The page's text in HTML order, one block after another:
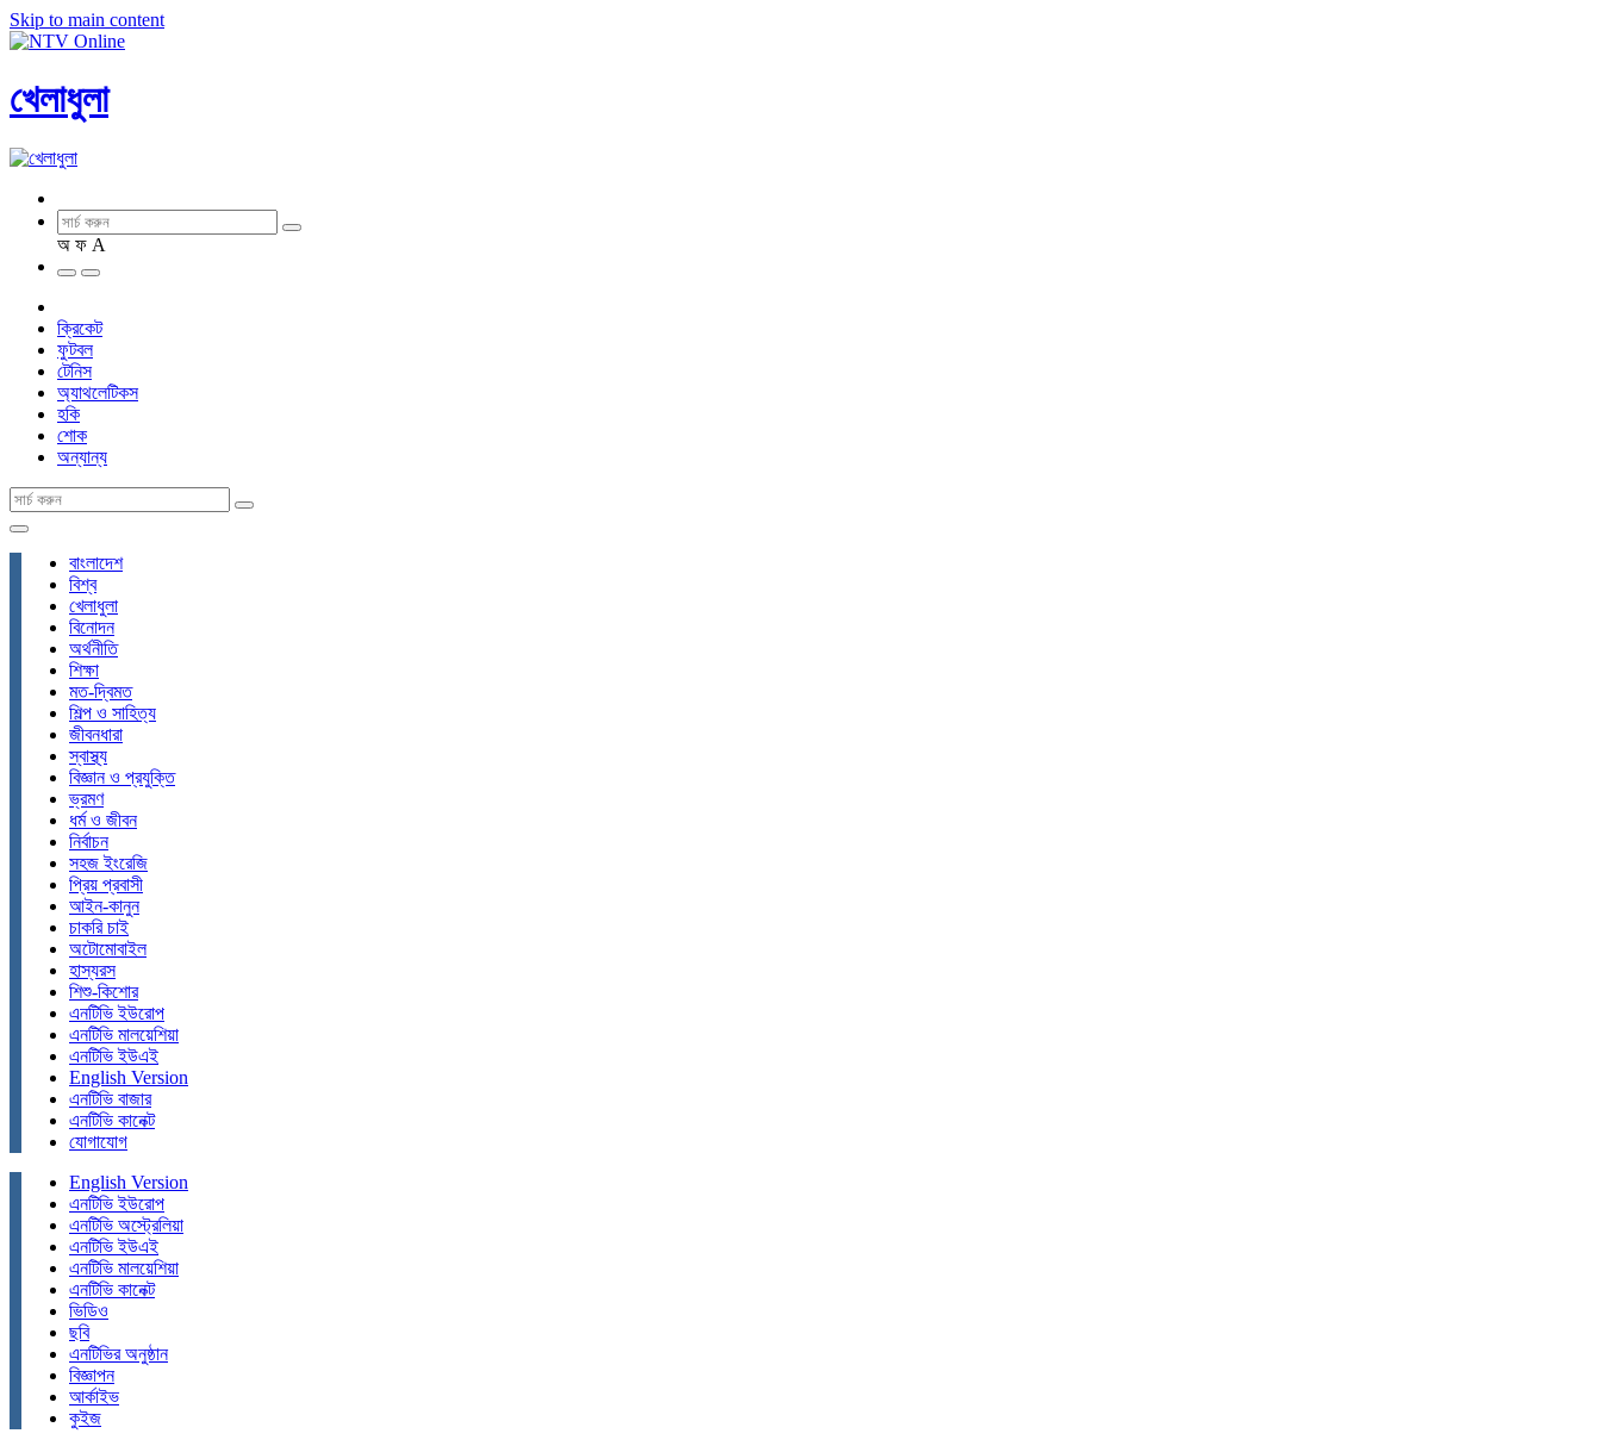
Skip to main content
খেলাধুলা
অ ফ A
ক্রিকেট
ফুটবল
টেনিস
অ্যাথলেটিকস
হকি
শোক
অন্যান্য
বাংলাদেশ
বিশ্ব
খেলাধুলা
বিনোদন
অর্থনীতি
শিক্ষা
মত-দ্বিমত
শিল্প ও সাহিত্য
জীবনধারা
স্বাস্থ্য
বিজ্ঞান ও প্রযুক্তি
ভ্রমণ
ধর্ম ও জীবন
নির্বাচন
সহজ ইংরেজি
প্রিয় প্রবাসী
আইন-কানুন
চাকরি চাই
অটোমোবাইল
হাস্যরস
শিশু-কিশোর
এনটিভি ইউরোপ
এনটিভি মালয়েশিয়া
এনটিভি ইউএই
English Version
এনটিভি বাজার
এনটিভি কানেক্ট
যোগাযোগ
English Version
এনটিভি ইউরোপ
এনটিভি অস্ট্রেলিয়া
এনটিভি ইউএই
এনটিভি মালয়েশিয়া
এনটিভি কানেক্ট
ভিডিও
ছবি
এনটিভির অনুষ্ঠান
বিজ্ঞাপন
আর্কাইভ
কুইজ